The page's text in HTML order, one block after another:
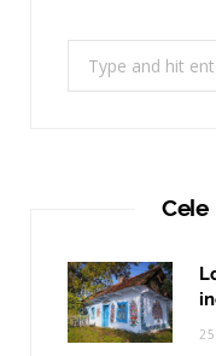
for: